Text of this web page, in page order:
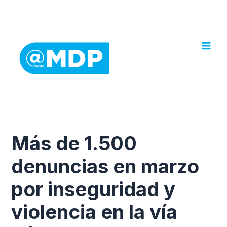
Más de 1.500
denuncias en marzo
por inseguridad y
violencia en la vía